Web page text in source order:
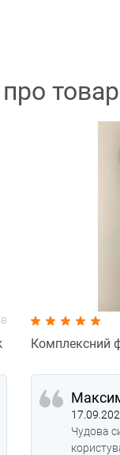
Комплексний
Чудова